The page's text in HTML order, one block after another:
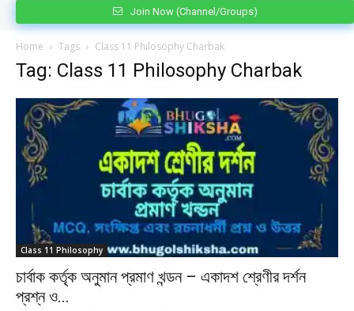
Join Now (Channel/Groups)
Home Tags Class 11 Philosophy Charbak
Tag: Class 11 Philosophy Charbak
Class 11 Philosophy
চার্বাক কর্তৃক অনুমান প্রমাণ খন্ডন – একাদশ শ্রেণীর দর্শন
প্রশ্ন ও...